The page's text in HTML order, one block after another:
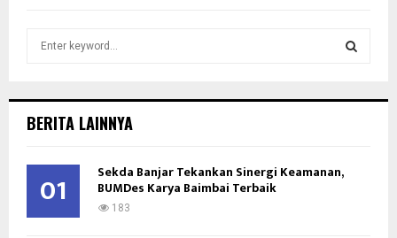
h
o
BERITA LAINNYA
01 Sekda Banjar Tekankan Sinergi Keamanan,
BUMDes Karya Baimbai Terbaik
183